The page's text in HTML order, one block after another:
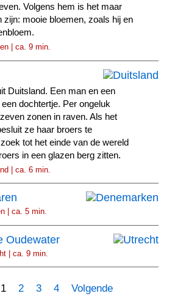
Volgens hem is het maar
zijn: mooie bloemen, zoals hij en
| ca. 9 min.
Duitsland. Een man en een
dochtertje. Per ongeluk
zonen in raven. Als het
ze haar broers te
tot het einde van de wereld
in een glazen berg zitten.
| ca. 6 min.
| ca. 5 min.
Oudewater
| ca. 9 min.
12 3 4 Volgende